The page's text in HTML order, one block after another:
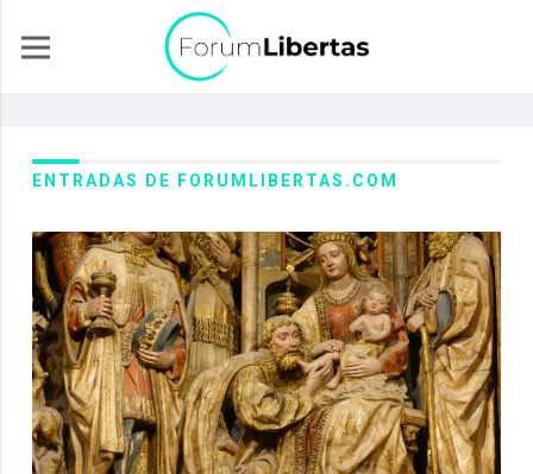
ENTRADAS DE FORUMLIBERTAS.COM